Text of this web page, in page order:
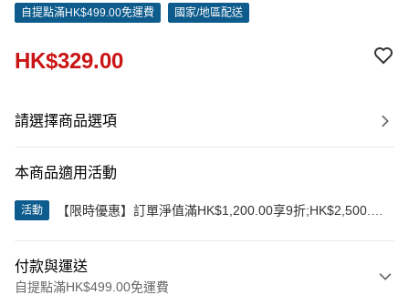
自提點滿HK$499.00免運費 國家/地區配送
HK$329.00
請選擇商品選項
本商品適用活動
活動
【限時優惠】訂單淨值滿HK$1,200.00享9折;HK$2,500.00
付款與運送
自提點滿HK$499.00免運費